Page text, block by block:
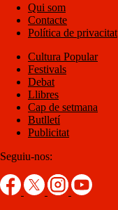
Qui som
Contacte
Política de privacitat
Cultura Popular
Festivals
Debat
Llibres
Cap de setmana
Butlletí
Publicitat
Seguiu-nos: